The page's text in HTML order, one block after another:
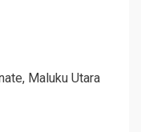
Maluku Utara